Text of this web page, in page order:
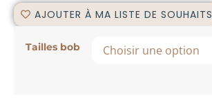
AJOUTER À MA LISTE DE SOUHAITS
Tailles bob